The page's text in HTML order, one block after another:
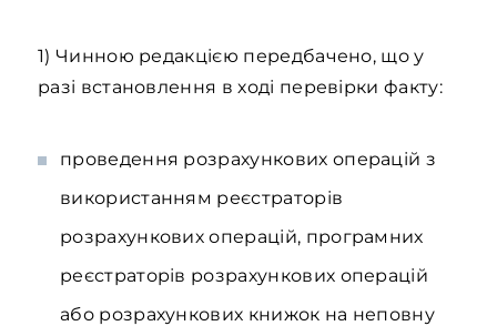
1) Чинною редакцією передбачено, що у
разі встановлення в ході перевірки факту:
проведення розрахункових операцій з
використанням реєстраторів
розрахункових операцій, програмних
реєстраторів розрахункових операцій
або розрахункових книжок на неповну